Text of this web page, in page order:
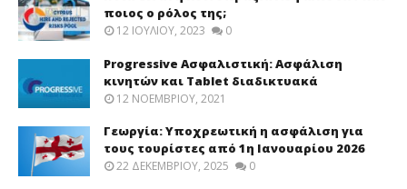
ποιος ο ρόλος της;
12 ΙΟΥΛΊΟΥ, 2023 0
Progressive Ασφαλιστική: Ασφάλιση
κινητών και Tablet διαδικτυακά
12 ΝΟΕΜΒΡΊΟΥ, 2021
Γεωργία: Υποχρεωτική η ασφάλιση για
τους τουρίστες από 1η Ιανουαρίου 2026
22 ΔΕΚΕΜΒΡΊΟΥ, 2025 0